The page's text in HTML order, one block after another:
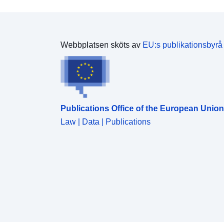
Webbplatsen sköts av EU:s publikationsbyrå
Publications Office of the European Union
Law | Data | Publications